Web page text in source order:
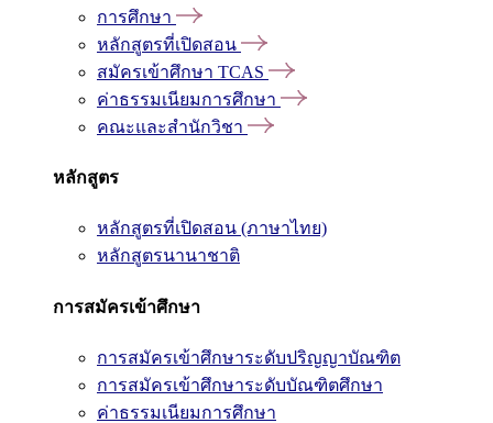
การศึกษา
หลักสูตรที่เปิดสอน
สมัครเข้าศึกษา TCAS
ค่าธรรมเนียมการศึกษา
คณะและสำนักวิชา
หลักสูตร
หลักสูตรที่เปิดสอน (ภาษาไทย)
หลักสูตรนานาชาติ
การสมัครเข้าศึกษา
การสมัครเข้าศึกษาระดับปริญญาบัณฑิต
การสมัครเข้าศึกษาระดับบัณฑิตศึกษา
ค่าธรรมเนียมการศึกษา